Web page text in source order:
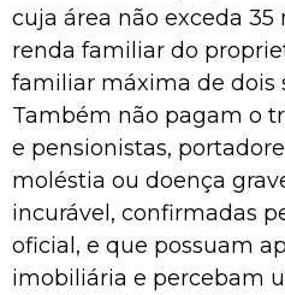
cuja área não exceda 35
renda familiar do
familiar máxima de dois
Também não pagam o
e pensionistas,
moléstia ou doença
incurável, confirmadas
oficial, e que possuam
imobiliária e percebam